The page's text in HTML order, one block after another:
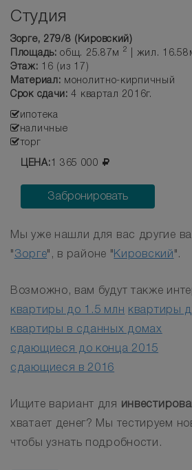
Студия
Зорге, 279/8 (Кировский)
Площадь: общ. 25.87м 2 | жил.
Этаж: 16 (из 17)
Материал: монолитно-кирпичный
Срок сдачи: 4 квартал 2016г.
ипотека
наличные
торг
ЦЕНА:1 365 000
Забронировать
Мы уже нашли для вас другие
" Зорге", в районе " Кировский ".
Возможно, вам будут также
квартиры до 1.5 млн квартиры
квартиры в сданных домах
сдающиеся до конца 2015
сдающиеся в 2016
Ищите вариант для
хватает денег? Мы тестируем
чтобы узнать подробности.